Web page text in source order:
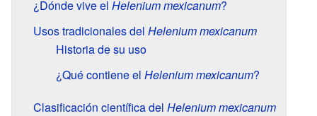
¿Dónde vive el Helenium mexicanum?
Usos tradicionales del Helenium mexicanum
Historia de su uso
¿Qué contiene el Helenium mexicanum?
Clasificación científica del Helenium mexicanum